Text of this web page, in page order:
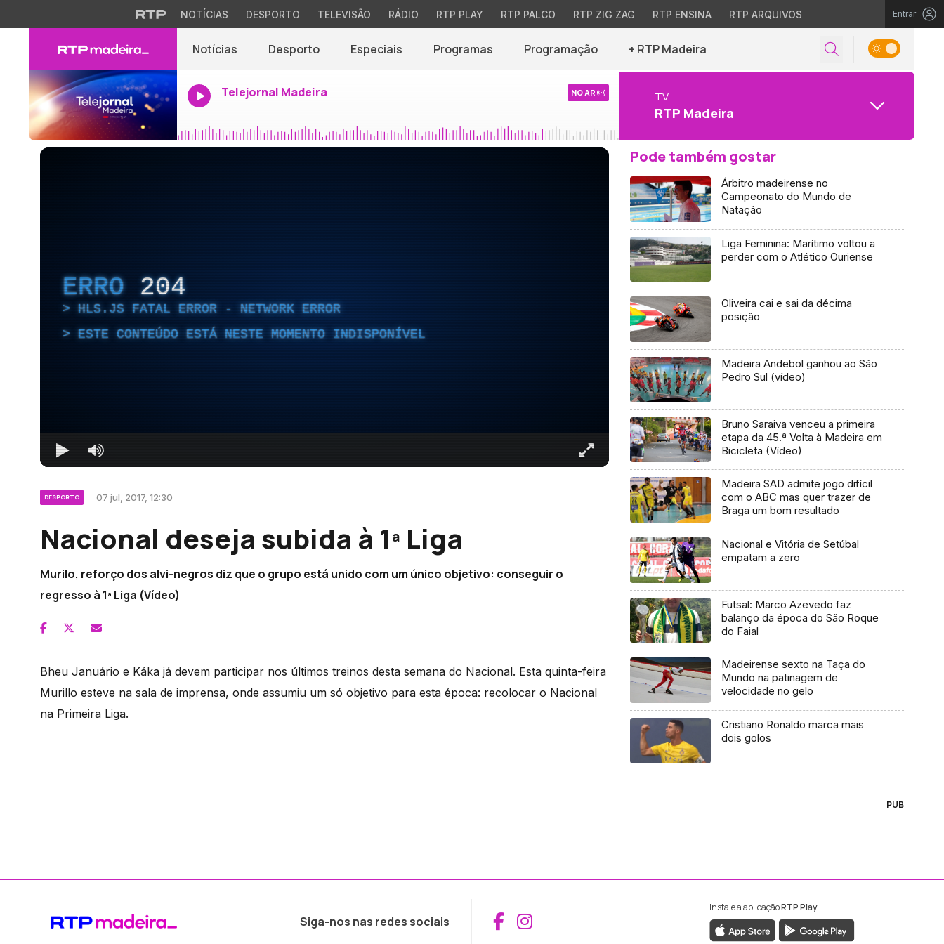
NOTÍCIAS DESPORTO TELEVISÃO RÁDIO RTP PLAY RTP PALCO RTP ZIG ZAG RTP ENSINA RTP ARQUIVOS Entrar
Notícias Desporto Especiais Programas Programação + RTP Madeira
Telejornal Madeira NO AR TV
RTP Madeira
ERRO 204
HLS.JS FATAL ERROR - NETWORK ERROR
ESTE CONTEÚDO ESTÁ NESTE MOMENTO INDISPONÍVEL
DESPORTO 07 jul, 2017, 12:30
Nacional deseja subida à 1ª Liga
Murilo, reforço dos alvi-negros diz que o grupo está unido com um único objetivo: conseguir o
regresso à 1ª Liga (Vídeo)
Bheu Januário e Káka já devem participar nos últimos treinos desta semana do Nacional. Esta quinta-feira
Murillo esteve na sala de imprensa, onde assumiu um só objetivo para esta época: recolocar o Nacional
na Primeira Liga.
Pode também gostar
Árbitro madeirense no
Campeonato do Mundo de
Natação
Liga Feminina: Marítimo voltou a
perder com o Atlético Ouriense
Oliveira cai e sai da décima
posição
Madeira Andebol ganhou ao São
Pedro Sul (vídeo)
Bruno Saraiva venceu a primeira
etapa da 45.ª Volta à Madeira em
Bicicleta (Vídeo)
Madeira SAD admite jogo difícil
com o ABC mas quer trazer de
Braga um bom resultado
Nacional e Vitória de Setúbal
empatam a zero
Futsal: Marco Azevedo faz
balanço da época do São Roque
do Faial
Madeirense sexto na Taça do
Mundo na patinagem de
velocidade no gelo
Cristiano Ronaldo marca mais
dois golos
PUB
Siga-nos nas redes sociais Aceder ao Facebook da RTP Madeira
Aceder ao Instagram da RTP Madeira
Instale a aplicaçãoRTP Play